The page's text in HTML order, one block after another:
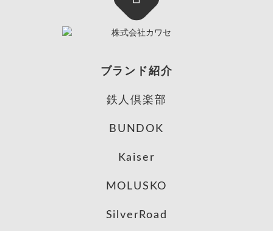
ブランド紹介
鉄人倶楽部
BUNDOK
Kaiser
MOLUSKO
SilverRoad